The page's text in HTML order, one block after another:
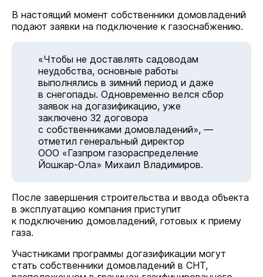
В настоящий момент собственники домовладений
подают заявки на подключение к газоснабжению.
«Чтобы не доставлять садоводам
неудобства, основные работы
выполнялись в зимний период и даже
в снегопады. Одновременно велся сбор
заявок на догазификацию, уже
заключено 32 договора
с собственниками домовладений», —
отметил генеральный директор
ООО «Газпром газораспределение
Йошкар-Ола» Михаил Владимиров.
После завершения строительства и ввода объекта
в эксплуатацию компания приступит
к подключению домовладений, готовых к приему
газа.
Участниками программы догазификации могут
стать собственники домовладений в СНТ,